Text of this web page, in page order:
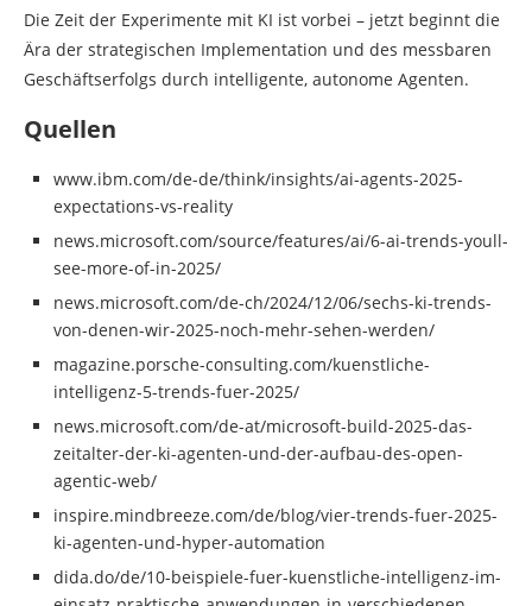
Die Zeit der Experimente mit KI ist vorbei – jetzt beginnt die
Ära der strategischen Implementation und des messbaren
Geschäftserfolgs durch intelligente, autonome Agenten.
Quellen
www.ibm.com/de-de/think/insights/ai-agents-2025-
expectations-vs-reality
news.microsoft.com/source/features/ai/6-ai-trends-youll-
see-more-of-in-2025/
news.microsoft.com/de-ch/2024/12/06/sechs-ki-trends-
von-denen-wir-2025-noch-mehr-sehen-werden/
magazine.porsche-consulting.com/kuenstliche-
intelligenz-5-trends-fuer-2025/
news.microsoft.com/de-at/microsoft-build-2025-das-
zeitalter-der-ki-agenten-und-der-aufbau-des-open-
agentic-web/
inspire.mindbreeze.com/de/blog/vier-trends-fuer-2025-
ki-agenten-und-hyper-automation
dida.do/de/10-beispiele-fuer-kuenstliche-intelligenz-im-